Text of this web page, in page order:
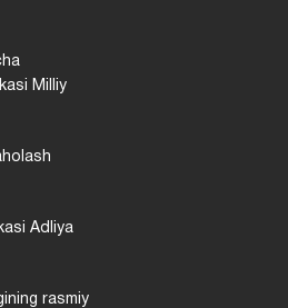
Milliy
Adliya
rasmiy